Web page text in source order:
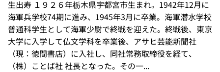
生出寿 １９２６年栃木県宇都宮市生まれ。1942年12月に
海軍兵学校74期に進み、1945年3月に卒業。海軍潜水学校
普通科学生として海軍少尉で終戦を迎えた。終戦後、東京
大学に入学して仏文学科を卒業後、アサヒ芸能新聞社
（現：徳間書店）に入社し、同社常務取締役を経て、
（株）ことば社 社長となった。その一...